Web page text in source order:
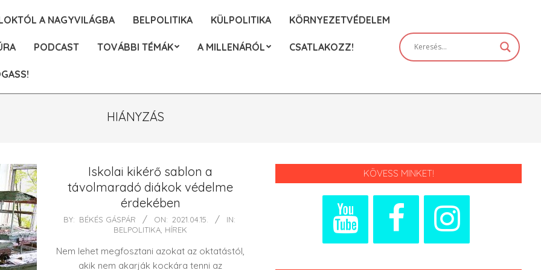
A NAGYVILÁGBA BELPOLITIKA KÜLPOLITIKA KÖRNYEZETVÉDELEM
PODCAST TOVÁBBI TÉMÁK A MILLENÁRÓL CSATLAKOZZ!
HIÁNYZÁS
Iskolai kikérő sablon a
távolmaradó diákok védelme
érdekében
2021-
15
BY: BÉKÉS GÁSPÁR ON: 2021.04.15.
IN:
BELPOLITIKA HÍREK
Nem lehet megfosztani azokat az oktatástól,
akik nem akarják kockára tenni az
KÖVESS MINKET!